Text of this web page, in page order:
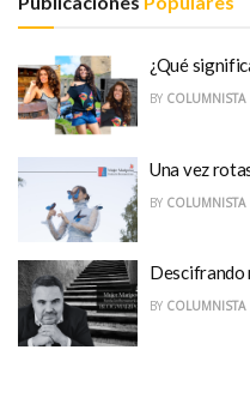
¿Qué
BY COLUMNISTA
Una vez
BY COLUMNISTA
Descifrando
BY COLUMNISTA